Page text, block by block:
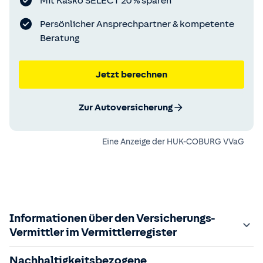
Persönlicher Ansprechpartner & kompetente
Beratung
Jetzt berechnen
Zur Autoversicherung
Eine Anzeige der HUK-COBURG VVaG
Informationen über den Versicherungs-
Vermittler im Vermittlerregister
Zuständige Aufsichtsbehörde: